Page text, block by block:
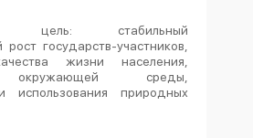
цель: стабильный
рост государств-участников,
жизни населения,
окружающей среды,
использования природных